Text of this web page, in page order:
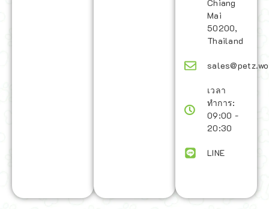
Chiang
Mai
50200,
Thailand
เวลา
ทำการ:
09:00 -
20:30
LINE